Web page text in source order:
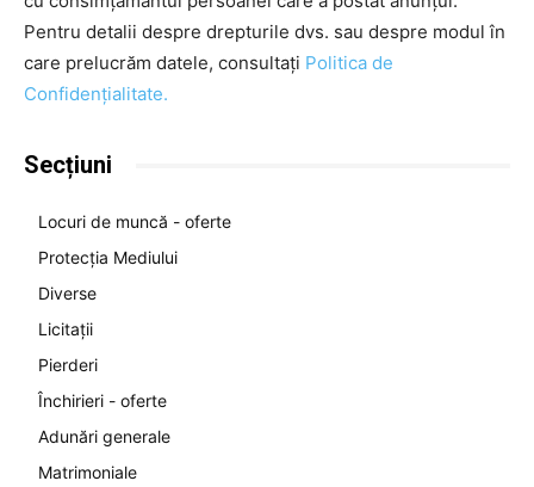
Pentru detalii despre drepturile dvs. sau despre modul în
care prelucrăm datele, consultați Politica de
Confidențialitate.
Secțiuni
Locuri de muncă - oferte
Protecția Mediului
Diverse
Licitații
Pierderi
Închirieri - oferte
Adunări generale
Matrimoniale